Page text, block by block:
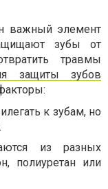
важный элемент
зубы от
травмы
защиты зубов
к зубам, но
из разных
полиуретан или